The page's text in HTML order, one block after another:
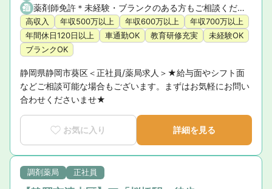
薬剤師免許＊未経験・ブランクのある方もご相談ください
高収入 年収500万以上 年収600万以上
年収700万以上
年間休日120日以上
車通勤OK 教育研修充実
未経験OK
ブランクOK
静岡県静岡市葵区＜正社員/薬局求人＞★給与面やシフト面
などご相談可能な場合もございます。まずはお気軽にお問い
合わせくださいませ★
お気に入り 詳細を見る
調剤薬局 正社員